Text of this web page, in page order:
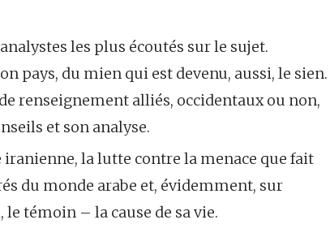
les plus écoutés sur le sujet.
pays, du mien qui est devenu, aussi, le sien.
renseignement alliés, occidentaux ou non,
et son analyse.
iranienne, la lutte contre la menace que fait
du monde arabe et, évidemment, sur
le témoin – la cause de sa vie.